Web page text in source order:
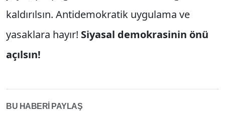
kaldırılsın. Antidemokratik uygulama ve
yasaklara hayır! Siyasal demokrasinin önü
açılsın!
BU HABERİ PAYLAŞ